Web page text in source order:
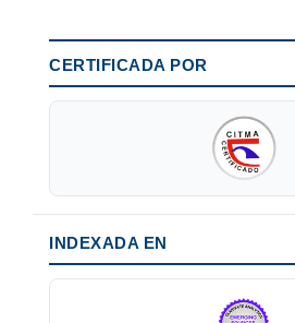
CERTIFICADA POR
INDEXADA EN